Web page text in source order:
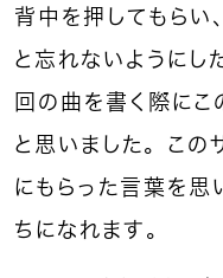
背中を押してもらい
と忘れないようにし
回の曲を書く際に
と思いました。この
にもらった言葉を
ちになれます。